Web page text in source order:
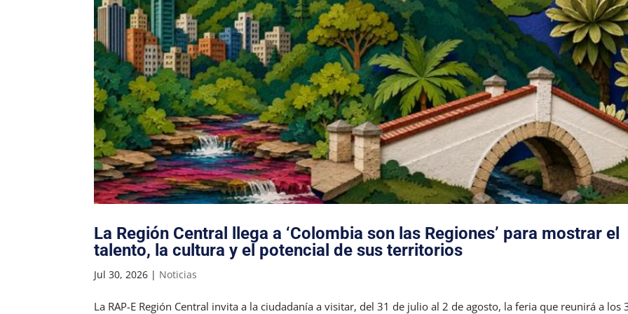
La Región Central llega a ‘Colombia son las Regiones’ para mostrar el
talento, la cultura y el potencial de sus territorios
Jul 30, 2026 | Noticias
La RAP-E Región Central invita a la ciudadanía a visitar, del 31 de julio al 2 de agosto, la feria que reunirá a los